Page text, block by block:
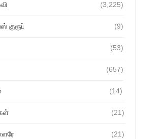
(3,225)
குரூப் (9)
(53)
(657)
(14)
(21)
(21)